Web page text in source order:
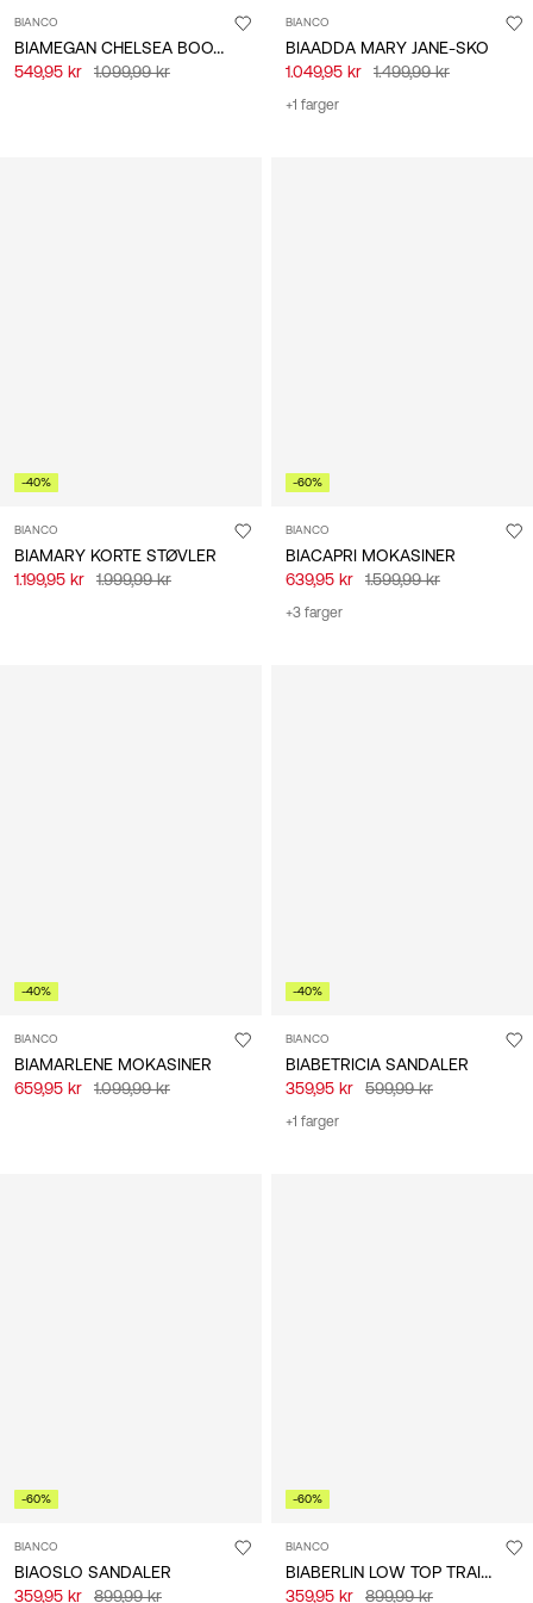
BIANCO
BIAMEGAN CHELSEA BOOTS
549,95 kr 1.099,99 kr
BIANCO
BIAADDA MARY JANE-SKO
1.049,95 kr
1.499,99 kr
+1 farger
-40%
BIANCO
BIAMARY KORTE STØVLER
1.199,95 kr
1.999,99 kr
-60%
BIANCO
BIACAPRI MOKASINER
639,95 kr
1.599,99 kr
+3 farger
-40%
BIANCO
BIAMARLENE MOKASINER
659,95 kr
1.099,99 kr
-40%
BIANCO
BIABETRICIA SANDALER
359,95 kr
599,99 kr
+1 farger
-60%
BIANCO
BIAOSLO SANDALER
359,95 kr
899,99 kr
-60%
BIANCO
BIABERLIN LOW TOP TRAINERS
359,95 kr 899,99 kr